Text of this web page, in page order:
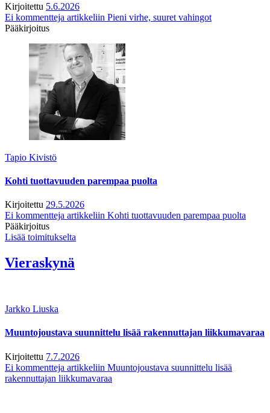
Kirjoitettu 5.6.2026
Ei kommentteja artikkeliin Pieni virhe, suuret vahingot
Pääkirjoitus
Tapio Kivistö
Kohti tuottavuuden parempaa puolta
Kirjoitettu 29.5.2026
Ei kommentteja artikkeliin Kohti tuottavuuden parempaa puolta
Pääkirjoitus
Lisää toimitukselta
Vieraskynä
Jarkko Liuska
Muuntojoustava suunnittelu lisää rakennuttajan liikkumavaraa
Kirjoitettu 7.7.2026
Ei kommentteja artikkeliin Muuntojoustava suunnittelu lisää
rakennuttajan liikkumavaraa